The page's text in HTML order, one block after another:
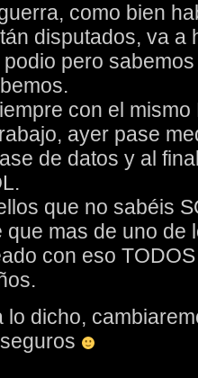
como bien
disputados, va a
pero
con el
ayer pase
de datos y al
que no sabéis
que mas de uno de
con eso
lo dicho,